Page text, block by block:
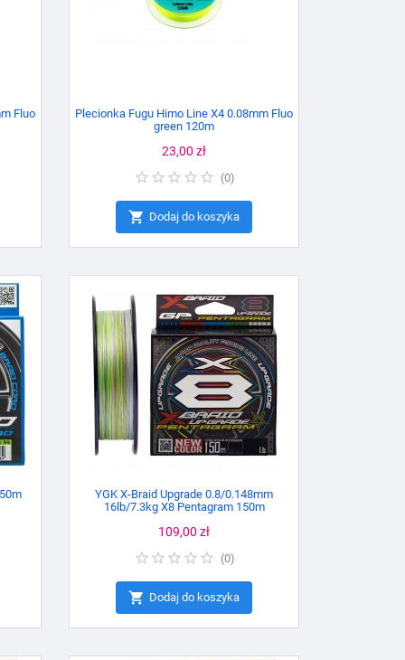
Fluo
Plecionka Fugu Himo Line X4 0.08mm Fluo
green 120m
Cena
23,00 zł
(0)
 Dodaj do koszyka
YGK X-Braid Upgrade 0.8/0.148mm
16lb/7.3kg X8 Pentagram 150m
Cena
109,00 zł
(0)
 Dodaj do koszyka